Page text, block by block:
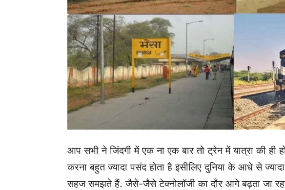
आप सभी ने जिंदगी में एक ना एक बार तो ट्रेन में यात्रा की ही
करना बहुत ज्यादा पसंद होता है इसीलिए दुनिया के आधे से ज्यादा
सहज समझते हैं. जैसे-जैसे टेक्नोलॉजी का दौर आगे बढ़ता जा